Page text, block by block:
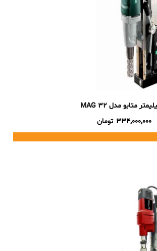
Original
price
was:
334,000,000 تومانCurrent
price
is: